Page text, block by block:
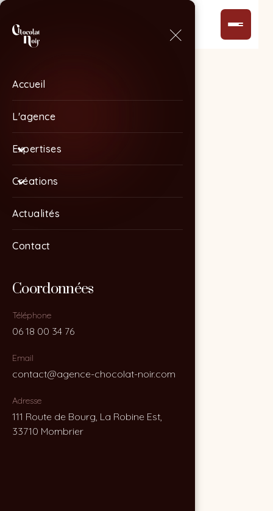
Accueil
L'agence
Expertises
Créations
Actualités
Contact
Coordonnées
Téléphone
06 18 00 34 76
Email
contact@agence-chocolat-noir.com
Adresse
111 Route de Bourg, La Robine Est,
33710 Mombrier
Accueil
L'agence
Expertises
Créations
Actualités
Contact
Coordonnées
Téléphone
06 18 00 34 76
Email
contact@agence-chocolat-noir.com
Adresse
111 Route de Bourg, La Robine Est,
33710 Mombrier